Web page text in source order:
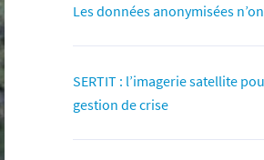
Les données anonymisées
SERTIT : l’imagerie satellite
gestion de crise